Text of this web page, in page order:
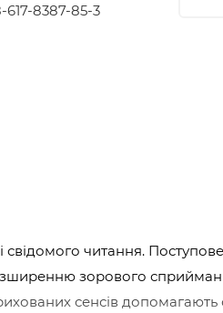
617-8387-85-3
свідомого читання.
зорового
сенсів